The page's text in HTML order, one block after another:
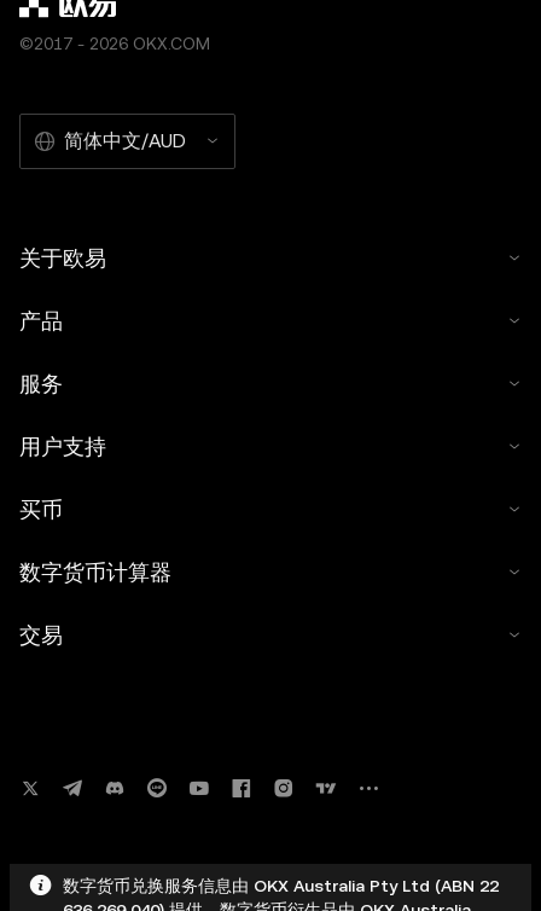
©2017 - 2026 OKX.COM
简体中文/AUD
关于欧易
产品
服务
用户支持
买币
数字货币计算器
交易
数字货币兑换服务信息由 OKX Australia Pty Ltd (ABN 22